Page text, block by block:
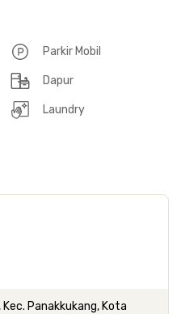
Parkir Mobil
Dapur
Laundry
Panakkukang, Kota